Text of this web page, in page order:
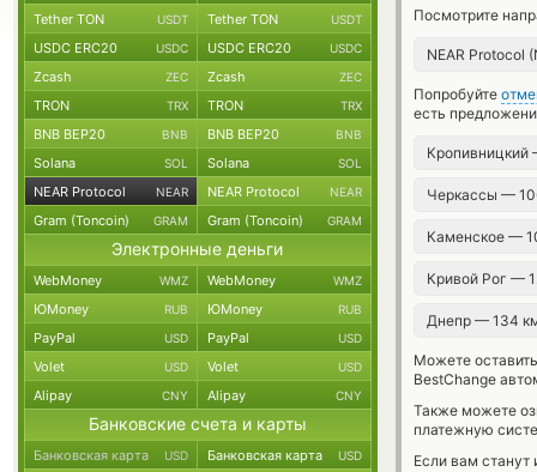
Посмотрите
NEAR Protocol
Попробуйте
есть
Черкассы —
Каменское —
Кривой Рог —
Днепр — 134
Можете
BestChange
Также можете
платежную
Если вам
Tether TON USDT Tether TON USDT
USDC ERC20 USDC USDC ERC20 USDC
Zcash ZEC Zcash ZEC
TRON TRX TRON TRX
BNB BEP20 BNB BNB BEP20 BNB
Solana SOL Solana SOL
NEAR Protocol NEAR NEAR Protocol NEAR
Gram (Toncoin) GRAM Gram (Toncoin) GRAM
Электронные деньги
WebMoney WMZ WebMoney WMZ
ЮMoney RUB ЮMoney RUB
PayPal USD PayPal USD
Volet USD Volet USD
Alipay CNY Alipay CNY
Банковские счета и карты
Банковская карта USD Банковская карта USD